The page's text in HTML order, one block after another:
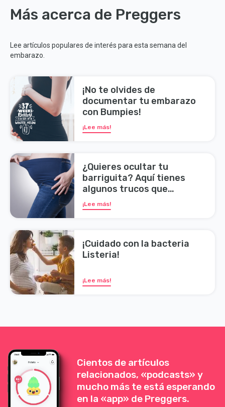
Más acerca de Preggers
Lee artículos populares de interés para esta semana del
embarazo.
¡No te olvides de
documentar tu embarazo
con Bumpies!
¡Lee más!
¿Quieres ocultar tu
barriguita? Aquí tienes
algunos trucos que
funcionan
¡Lee más!
¡Cuidado con la bacteria
Listeria!
¡Lee más!
Cientos de artículos
relacionados, «podcasts» y
mucho más te está esperando
en la «app» de Preggers.